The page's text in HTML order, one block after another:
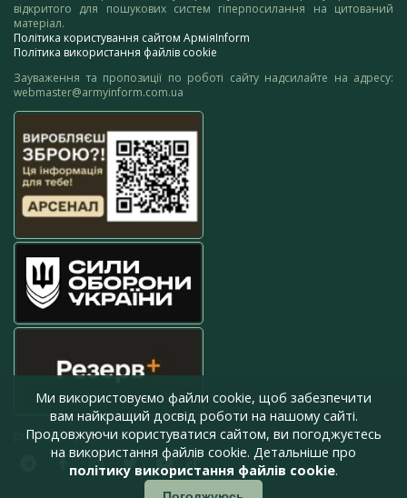
відкритого для пошукових систем гіперпосилання на цитований
матеріал.
Політика користування сайтом АрміяInform
Політика використання файлів cookie
Зауваження та пропозиції по роботі сайту надсилайте на адресу:
webmaster@armyinform.com.ua
press@armyinform.com.ua
Ми використовуємо файли cookie, щоб забезпечити
вам найкращий досвід роботи на нашому сайті.
Продовжуючи користуватися сайтом, ви погоджуєтесь
на використання файлів cookie. Детальніше про
політику використання файлів cookie.